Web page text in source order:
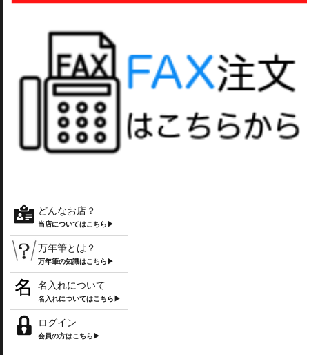
どんなお店？
当店についてはこちら▶
万年筆とは？
万年筆の知識はこちら▶
名入れについて
名入れについてはこちら▶
ログイン
会員の方はこちら▶